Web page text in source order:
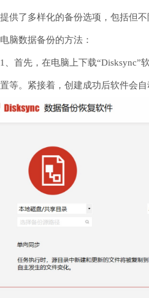
供了多样化的备份选项，包括但
脑数据备份的方法：
、首先，在电脑上下载
等。紧接着，创建成功后软件会